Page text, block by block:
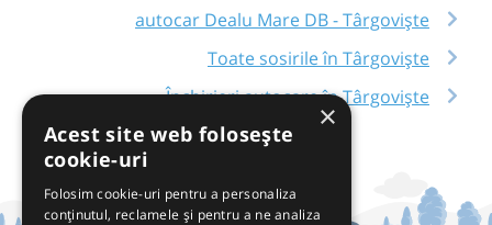
autocar Dealu Mare DB - Târgoviște
Toate sosirile în Târgoviște
Închirieri autocare în Târgoviște
×
Acest site web folosește
cookie-uri
Folosim cookie-uri pentru a personaliza
conținutul, reclamele și pentru a ne analiza